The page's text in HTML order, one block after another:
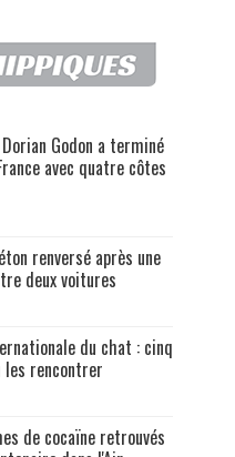
Dorian Godon a terminé
avec quatre côtes
renversé après une
deux voitures
du chat : cinq
les rencontrer
de cocaïne retrouvés